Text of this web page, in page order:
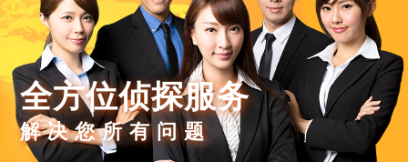
全方位侦探服务
解决您所有问题